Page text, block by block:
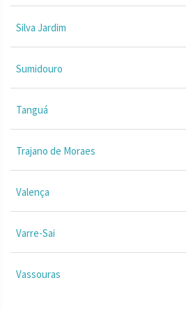
Silva Jardim
Sumidouro
Tanguá
Trajano de Moraes
Valença
Varre-Sai
Vassouras